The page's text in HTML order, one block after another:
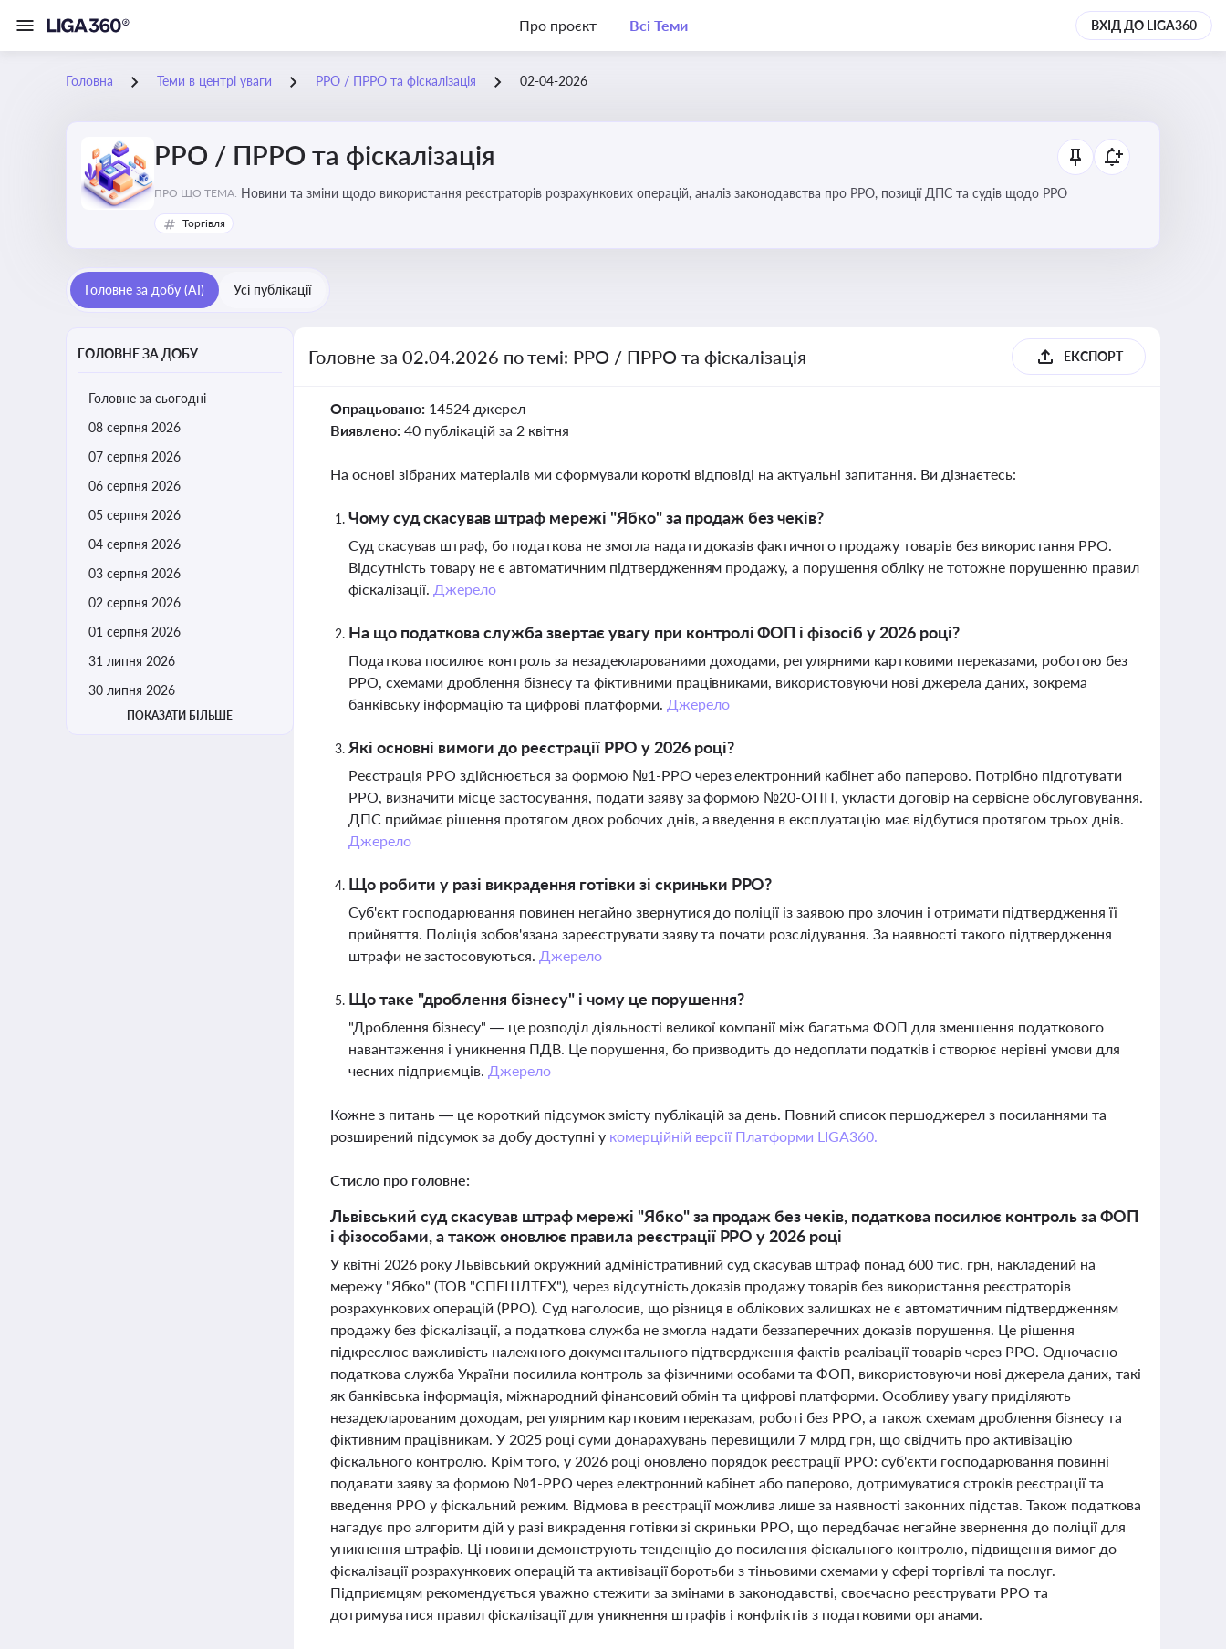
Про проєкт Всі Теми ВХІД ДО LIGA360
Головна Теми в центрі уваги РРО / ПРРО та фіскалізація 02-04-2026
РРО / ПРРО та фіскалізація
ПРО ЩО ТЕМА: Новини та зміни щодо використання реєстраторів розрахункових операцій, аналіз законодавства про РРО, позиції ДПС та судів щодо РРО
Торгівля
Головне за добу (AI) Усі публікації
ГОЛОВНЕ ЗА ДОБУ
Головне за сьогодні
08 серпня 2026
07 серпня 2026
06 серпня 2026
05 серпня 2026
04 серпня 2026
03 серпня 2026
02 серпня 2026
01 серпня 2026
31 липня 2026
30 липня 2026
ПОКАЗАТИ БІЛЬШЕ
Головне за 02.04.2026 по темі: РРО / ПРРО та фіскалізація ЕКСПОРТ
Опрацьовано: 14524 джерел
Виявлено: 40 публікацій за 2 квітня
На основі зібраних матеріалів ми сформували короткі відповіді на актуальні запитання. Ви дізнаєтесь:
Чому суд скасував штраф мережі "Ябко" за продаж без чеків?
Суд скасував штраф, бо податкова не змогла надати доказів фактичного продажу товарів без використання РРО.
Відсутність товару не є автоматичним підтвердженням продажу, а порушення обліку не тотожне порушенню правил
фіскалізації. Джерело
На що податкова служба звертає увагу при контролі ФОП і фізосіб у 2026 році?
Податкова посилює контроль за незадекларованими доходами, регулярними картковими переказами, роботою без
РРО, схемами дроблення бізнесу та фіктивними працівниками, використовуючи нові джерела даних, зокрема
банківську інформацію та цифрові платформи. Джерело
Які основні вимоги до реєстрації РРО у 2026 році?
Реєстрація РРО здійснюється за формою №1-РРО через електронний кабінет або паперово. Потрібно підготувати
РРО, визначити місце застосування, подати заяву за формою №20-ОПП, укласти договір на сервісне обслуговування.
ДПС приймає рішення протягом двох робочих днів, а введення в експлуатацію має відбутися протягом трьох днів.
Джерело
Що робити у разі викрадення готівки зі скриньки РРО?
Суб'єкт господарювання повинен негайно звернутися до поліції із заявою про злочин і отримати підтвердження її
прийняття. Поліція зобов'язана зареєструвати заяву та почати розслідування. За наявності такого підтвердження
штрафи не застосовуються. Джерело
Що таке "дроблення бізнесу" і чому це порушення?
"Дроблення бізнесу" — це розподіл діяльності великої компанії між багатьма ФОП для зменшення податкового
навантаження і уникнення ПДВ. Це порушення, бо призводить до недоплати податків і створює нерівні умови для
чесних підприємців. Джерело
Кожне з питань — це короткий підсумок змісту публікацій за день. Повний список першоджерел з посиланнями та
розширений підсумок за добу доступні у комерційній версії Платформи LIGA360.
Стисло про головне:
Львівський суд скасував штраф мережі "Ябко" за продаж без чеків, податкова посилює контроль за ФОП
і фізособами, а також оновлює правила реєстрації РРО у 2026 році
У квітні 2026 року Львівський окружний адміністративний суд скасував штраф понад 600 тис. грн, накладений на
мережу "Ябко" (ТОВ "СПЕШЛТЕХ"), через відсутність доказів продажу товарів без використання реєстраторів
розрахункових операцій (РРО). Суд наголосив, що різниця в облікових залишках не є автоматичним підтвердженням
продажу без фіскалізації, а податкова служба не змогла надати беззаперечних доказів порушення. Це рішення
підкреслює важливість належного документального підтвердження фактів реалізації товарів через РРО. Одночасно
податкова служба України посилила контроль за фізичними особами та ФОП, використовуючи нові джерела даних, такі
як банківська інформація, міжнародний фінансовий обмін та цифрові платформи. Особливу увагу приділяють
незадекларованим доходам, регулярним картковим переказам, роботі без РРО, а також схемам дроблення бізнесу та
фіктивним працівникам. У 2025 році суми донарахувань перевищили 7 млрд грн, що свідчить про активізацію
фіскального контролю. Крім того, у 2026 році оновлено порядок реєстрації РРО: суб'єкти господарювання повинні
подавати заяву за формою №1-РРО через електронний кабінет або паперово, дотримуватися строків реєстрації та
введення РРО у фіскальний режим. Відмова в реєстрації можлива лише за наявності законних підстав. Також податкова
нагадує про алгоритм дій у разі викрадення готівки зі скриньки РРО, що передбачає негайне звернення до поліції для
уникнення штрафів. Ці новини демонструють тенденцію до посилення фіскального контролю, підвищення вимог до
фіскалізації розрахункових операцій та активізації боротьби з тіньовими схемами у сфері торгівлі та послуг.
Підприємцям рекомендується уважно стежити за змінами в законодавстві, своєчасно реєструвати РРО та
дотримуватися правил фіскалізації для уникнення штрафів і конфліктів з податковими органами.